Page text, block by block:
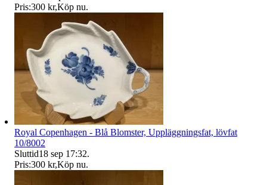
Pris:300 kr,Köp nu.
Royal Copenhagen - Blå Blomster, Uppläggningsfat, lövfat
10/8002
Sluttid18 sep 17:32.
Pris:300 kr,Köp nu.